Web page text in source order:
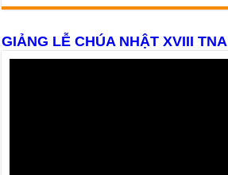
GIẢNG LỄ CHÚA NHẬT XVIII TNA